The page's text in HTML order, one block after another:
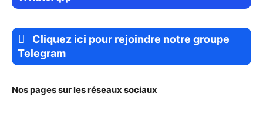
Cliquez ici pour rejoindre notre groupe
Telegram
Nos pages sur les réseaux sociaux